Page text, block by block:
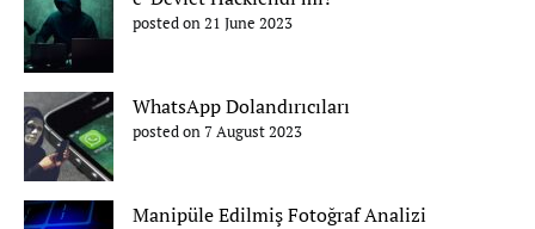
posted on 21 June 2023
WhatsApp Dolandırıcıları
posted on 7 August 2023
Manipüle Edilmiş Fotoğraf Analizi